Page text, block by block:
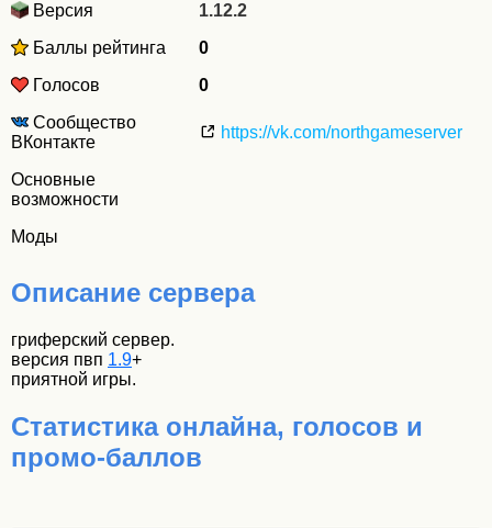
Версия
1.12.2
Баллы рейтинга
0
Голосов
0
Сообщество
ВКонтакте
https://vk.com/northgameserver
Основные
возможности
Моды
Описание сервера
гриферский сервер.
версия пвп 1.9+
приятной игры.
Статистика онлайна, голосов и
промо-баллов